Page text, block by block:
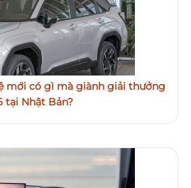
mới có gì mà giành giải thưởng
tại Nhật Bản?